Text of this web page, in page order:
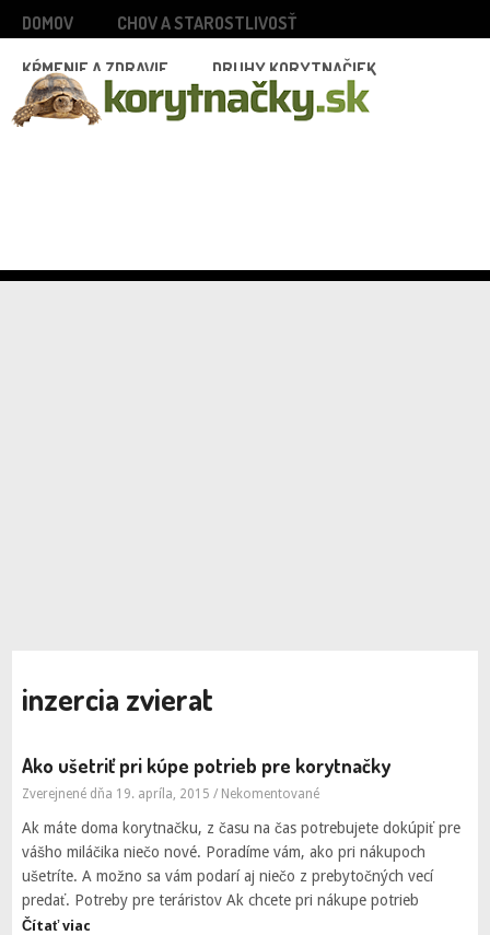
DOMOV CHOV A STAROSTLIVOSŤ
KŔMENIE A ZDRAVIE DRUHY KORYTNAČIEK
INŠPIRÁCIE A ZAUJÍMAVOSTI
inzercia zvierat
Ako ušetriť pri kúpe potrieb pre korytnačky
Zverejnené dňa 19. apríla, 2015 / Nekomentované
Ak máte doma korytnačku, z času na čas potrebujete dokúpiť pre
vášho miláčika niečo nové. Poradíme vám, ako pri nákupoch
ušetríte. A možno sa vám podarí aj niečo z prebytočných vecí
predať. Potreby pre teráristov Ak chcete pri nákupe potrieb
Čítať viac